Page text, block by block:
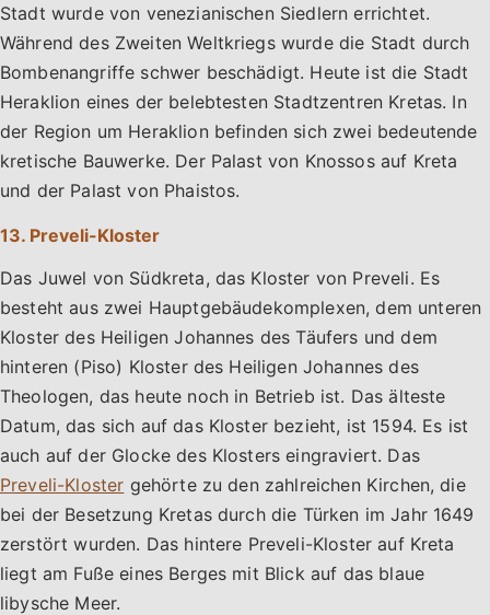
Stadt wurde von venezianischen Siedlern errichtet.
Während des Zweiten Weltkriegs wurde die Stadt durch
Bombenangriffe schwer beschädigt. Heute ist die Stadt
Heraklion eines der belebtesten Stadtzentren Kretas. In
der Region um Heraklion befinden sich zwei bedeutende
kretische Bauwerke. Der Palast von Knossos auf Kreta
und der Palast von Phaistos.
13. Preveli-Kloster
Das Juwel von Südkreta, das Kloster von Preveli. Es
besteht aus zwei Hauptgebäudekomplexen, dem unteren
Kloster des Heiligen Johannes des Täufers und dem
hinteren (Piso) Kloster des Heiligen Johannes des
Theologen, das heute noch in Betrieb ist. Das älteste
Datum, das sich auf das Kloster bezieht, ist 1594. Es ist
auch auf der Glocke des Klosters eingraviert. Das
Preveli-Kloster gehörte zu den zahlreichen Kirchen, die
bei der Besetzung Kretas durch die Türken im Jahr 1649
zerstört wurden. Das hintere Preveli-Kloster auf Kreta
liegt am Fuße eines Berges mit Blick auf das blaue
libysche Meer.